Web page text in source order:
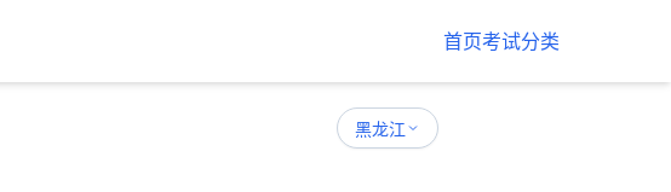
首页考试分类
黑龙江